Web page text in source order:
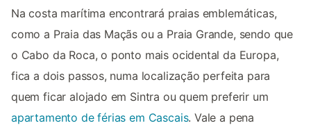
Na costa marítima encontrará praias emblemáticas,
como a Praia das Maçãs ou a Praia Grande, sendo que
o Cabo da Roca, o ponto mais ocidental da Europa,
fica a dois passos, numa localização perfeita para
quem ficar alojado em Sintra ou quem preferir um
apartamento de férias em Cascais. Vale a pena